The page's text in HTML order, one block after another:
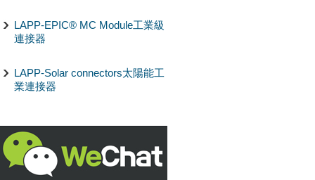
LAPP-EPIC® MC Module工業級
連接器
LAPP-Solar connectors太陽能工
業連接器